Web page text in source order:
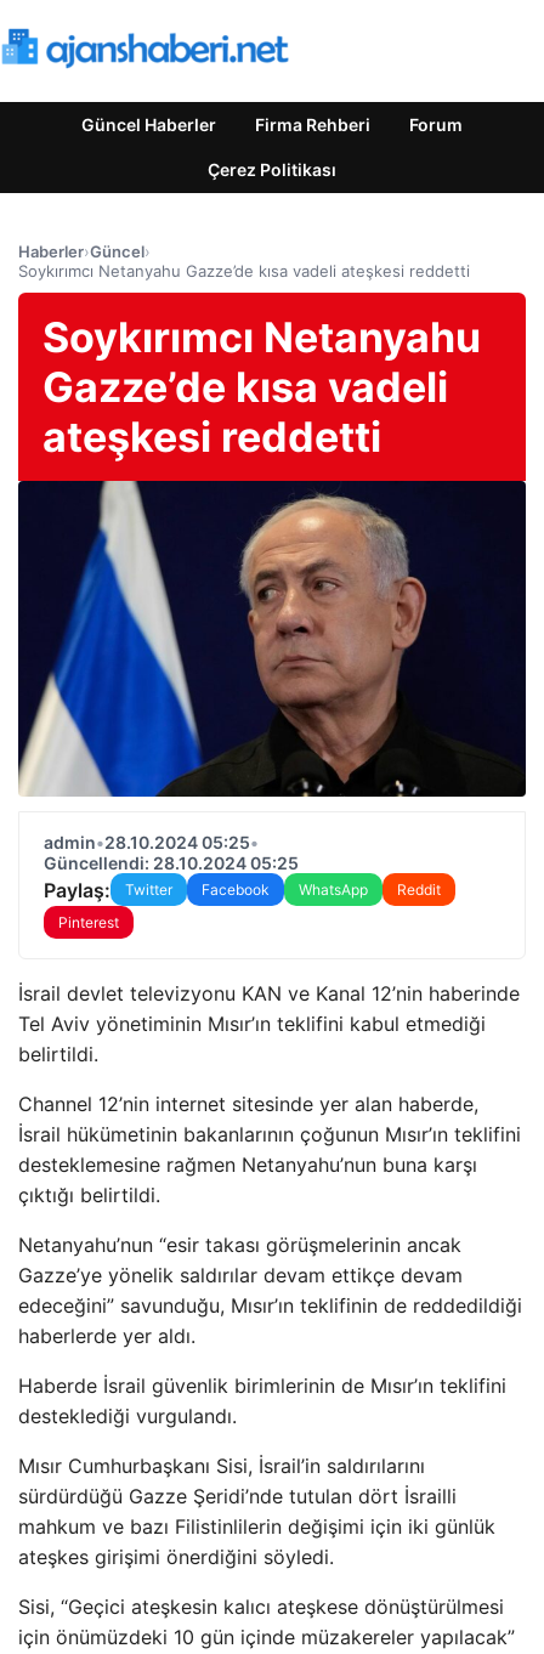
Güncel Haberler Firma Rehberi Forum
Çerez Politikası
Haberler›Güncel›
Soykırımcı Netanyahu Gazze’de kısa vadeli ateşkesi reddetti
Soykırımcı Netanyahu
Gazze’de kısa vadeli
ateşkesi reddetti
admin•28.10.2024 05:25•
Güncellendi: 28.10.2024 05:25
Paylaş: Twitter Facebook WhatsApp
Reddit
Pinterest
İsrail devlet televizyonu KAN ve Kanal 12’nin haberinde
Tel Aviv yönetiminin Mısır’ın teklifini kabul etmediği
belirtildi.
Channel 12’nin internet sitesinde yer alan haberde,
İsrail hükümetinin bakanlarının çoğunun Mısır’ın teklifini
desteklemesine rağmen Netanyahu’nun buna karşı
çıktığı belirtildi.
Netanyahu’nun “esir takası görüşmelerinin ancak
Gazze’ye yönelik saldırılar devam ettikçe devam
edeceğini” savunduğu, Mısır’ın teklifinin de reddedildiği
haberlerde yer aldı.
Haberde İsrail güvenlik birimlerinin de Mısır’ın teklifini
desteklediği vurgulandı.
Mısır Cumhurbaşkanı Sisi, İsrail’in saldırılarını
sürdürdüğü Gazze Şeridi’nde tutulan dört İsrailli
mahkum ve bazı Filistinlilerin değişimi için iki günlük
ateşkes girişimi önerdiğini söyledi.
Sisi, “Geçici ateşkesin kalıcı ateşkese dönüştürülmesi
için önümüzdeki 10 gün içinde müzakereler yapılacak”